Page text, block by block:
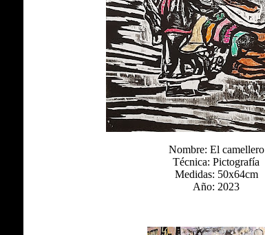
Nombre: El camellero
Técnica: Pictografía
Medidas: 50x64cm
Año: 2023